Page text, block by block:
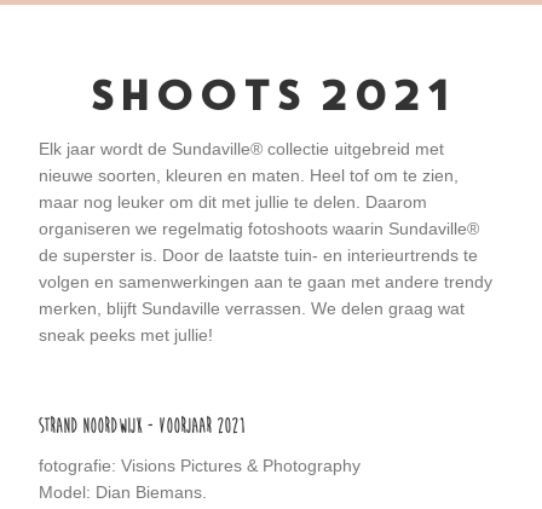
SHOOTS 2021
Elk jaar wordt de Sundaville® collectie uitgebreid met
nieuwe soorten, kleuren en maten. Heel tof om te zien,
maar nog leuker om dit met jullie te delen. Daarom
organiseren we regelmatig fotoshoots waarin Sundaville®
de superster is. Door de laatste tuin- en interieurtrends te
volgen en samenwerkingen aan te gaan met andere trendy
merken, blijft Sundaville verrassen. We delen graag wat
sneak peeks met jullie!
STRAND NOORDWIJK - VOORJAAR 2021
fotografie: Visions Pictures & Photography
Model: Dian Biemans.